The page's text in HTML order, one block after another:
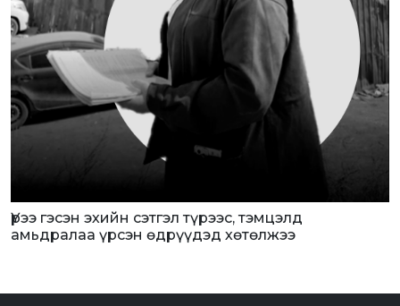
Үрээ гэсэн эхийн сэтгэл түрээс, тэмцэлд
амьдралаа үрсэн өдрүүдэд хөтөлжээ